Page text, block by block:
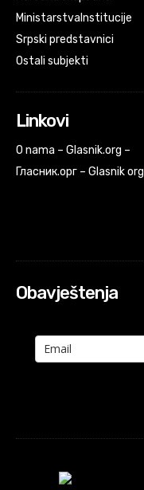
Ministarstva Institucije
Srpski predstavnici
Ostali subjekti
Linkovi
O nama – Glasnik.org –
Гласник.орг – Glasnik org
Obavještenja